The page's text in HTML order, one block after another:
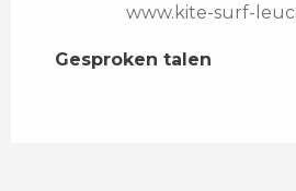
www.kite-surf-
Gesproken talen
Gesproken talen